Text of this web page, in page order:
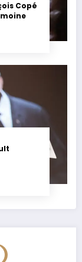
Copé